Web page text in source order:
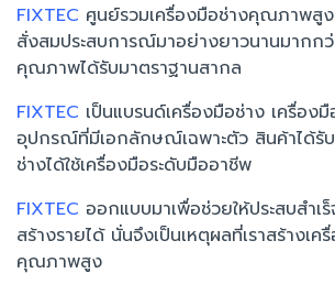
FIXTEC ศูนย์รวมเครื่องมือช่างคุณภาพสูง
สั่งสมประสบการณ์มาอย่างยาวนานมากก
คุณภาพได้รับมาตราฐานสากล
FIXTEC เป็นแบรนด์เครื่องมือช่าง เครื่อง
อุปกรณ์ที่มีเอกลักษณ์เฉพาะตัว สินค้าได้รั
ช่างได้ใช้เครื่องมือระดับมืออาชีพ
FIXTEC ออกแบบมาเพื่อช่วยให้ประสบสำเ
สร้างรายได้ นั่นจึงเป็นเหตุผลที่เราสร้างเค
คุณภาพสูง